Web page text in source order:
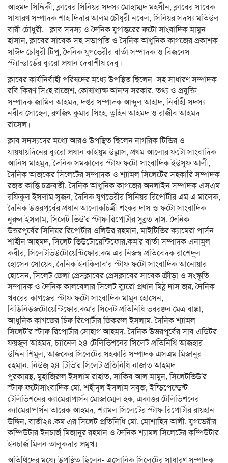
আহমদ সিদ্দিকী, ক্লাবের সিনিয়র সদস্য মোহাম্মদ মহসীন, ক্লাবের সাবেক
সাধারণ সম্পাদক শাহ দিদার আলম চৌধুরী নবেল, সিনিয়র সদস্য মতিউল
বারী চৌধুরী, ক্লাব সদস্য ও দৈনিক যুগান্তরের ফটো সাংবাদিক মামুন
হাসান, ক্লাবের সাবেক সহ-সভাপতি ও দৈনিক আধুনিক কাগজের প্রকাশক
সাঈদ চৌধুরী টিপু, দৈনিক যুগভেরীর বার্তা সম্পাদক ও বিজনেস
স্ট্যান্ডার্ডের ব্যুরো প্রধান দেবাশীষ দেবু।
ক্লাবের কার্যনির্বাহী পরিষদের মধ্যে উপস্থিত ছিলেন- সহ সাধারণ সম্পাদক
রবি কিরণ সিংহ রাজেশ, কোষাধ্যক্ষ আনন্দ সরকার, তথ্য ও প্রযুক্তি
সম্পাদক জামিল আহমদ, দপ্তর সম্পাদক আব্দুল আহাদ, নির্বাহী সদস্য
নবীব সোহেল, রণজিৎ কুমার সিংহ, তুহিন আহমদ ও রাজীব আহমদ
রাসেল।
ক্লাব সদস্যদের মধ্যে আরও উপস্থিত ছিলেন নাগরিক টিভির ও
যায়যায়দিনের ব্যুরো প্রধান কাইয়ুম উল্লাস, প্রথম আলোর ফটো সাংবাদিক
আনিস মাহমুদ, দৈনিক সমকালের স্টাফ ফটো সাংবাদিক ইউসুফ আলী,
দৈনিক আজকের সিলেটের সম্পাদক ও শ্যামল সিলেটের সহকারি সম্পাদক
রজত কান্তি চক্রবর্তী, দৈনিক আধুনিক কাগজের অনলাইন সম্পাদক এসএম
রফিকুল ইসলাম সুজন, দৈনিক যুগভেরীর সিনিয়র রিপোর্টার এম এ মালেক,
দৈনিক উত্তরপূর্বের প্রধান আলোকচিত্রী শংকর দাস ও ফটো সাংবাদিক
নুরুল ইসলাম, সিলেট ভিউ’র স্টাফ রিপোর্টার সুব্রত দাস, দৈনিক
উত্তরপূর্বের সিনিয়র রিপোর্টার ওলিউর রহমান, মাইটিভির ক্যামেরা পার্সন
শাহীন আহমদ, সিলেট ভিউটোয়েন্টিফোর.কম’র বার্তা সম্পাদক এনামুল
কবীর, সিলেটভিউটোয়েন্টিফোর.কম এর নিজস্ব প্রতিবেদক রাশেদুল
হোসেন সোয়েব, দৈনিক ইনকিলাব’র স্টাফ ফটো সাংবাদিক আনোয়ার
হোসেন, সিলেট জেলা প্রেসক্লাবের প্রেসক্লাবের সাবেক ক্রীড়া ও সংস্কৃতি
সম্পাদক ও দৈনিক কালবেলার সিলেট ব্যুরো প্রধান মিঠু দাস জয়, দৈনিক
খবরের কাগজের স্টাফ ফটো সাংবাদিক মামুন হোসেন,
বিডিনিউজটোয়েন্টিফোর.কম’র সিলেট প্রতিনিধি ভবরঞ্জন মৈত্র বাপ্পা,
আধুনিক কাগজের চিফ রিপোর্টার জিকরুল ইসলাম, দৈনিক শ্যামল
সিলেট’র স্টাফ রিপোর্টার সোহাগ আহমদ, দৈনিক উত্তরপূর্বের সাব এডিটর
ফয়জুল আহমদ, চ্যানেল ২৪ টেলিভিশনের সিলেট প্রতিনিধি আজহার
উদ্দিন শিমুল, আজকের সিলেটের সহকারি সম্পাদক এসএম মিজানুর
রহমান, নিউজ ২৪ টিভি’র সিলেট প্রতিনিধি নাজাত আহমদ
পুরকায়স্থ, মুহাজিরুল ইসলাম রাহাত, সাকিব আল মামুন, সিলেটভিউ’র
স্টাফ ফটোসাংবাদিক মো. শহীদুল ইসলাম সবুজ, ইন্ডিপেন্ডেন্ট
টেলিভিশনের ক্যামেরাপার্সন মোজাম্মেল হক, একাত্তর টেলিভিশনের
ক্যামেরাপার্সন তারেক আহমদ, শ্যামল সিলেটের স্টাফ রিপোর্টার রায়হান
উদ্দিন, বার্তা২৪.কম এর সিলেট প্রতিনিধি মো. মোশাহিদ আলী, যুগভেরীর
কম্পিউটার ইনচার্জ মিজানুর রহমান ও দৈনিক শ্যামল সিলেটের কম্পিউটার
ইনচার্জ মিলন তালুকদার প্রমুখ।
অতিথিদের মধ্যে উপস্থিত ছিলেন- এসোনিক সিলেটের সাধারণ সম্পাদক